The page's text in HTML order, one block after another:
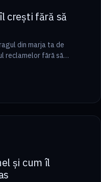
crești fără să
din marja ta de
reclamelor fără să
8 min
și cum îl